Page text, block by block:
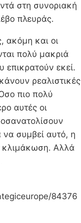
στη συνοριακή
πλευράς.
ακόμη και οι
πολύ μακριά
επικρατούν εκεί.
ρεαλιστικές
πιο πολύ
αυτές οι
να συμβεί αυτό, η
κλιμάκωση. Αλλά
84376